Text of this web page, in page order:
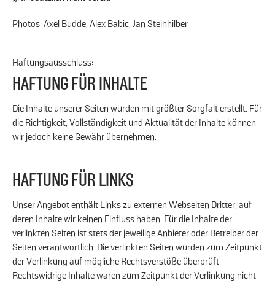
Photos: Axel Budde, Alex Babic, Jan Steinhilber
Haftungsausschluss:
HAFTUNG FÜR INHALTE
Die Inhalte unserer Seiten wurden mit größter Sorgfalt erstellt. Für
die Richtigkeit, Vollständigkeit und Aktualität der Inhalte können
wir jedoch keine Gewähr übernehmen.
HAFTUNG FÜR LINKS
Unser Angebot enthält Links zu externen Webseiten Dritter, auf
deren Inhalte wir keinen Einfluss haben. Für die Inhalte der
verlinkten Seiten ist stets der jeweilige Anbieter oder Betreiber der
Seiten verantwortlich. Die verlinkten Seiten wurden zum Zeitpunkt
der Verlinkung auf mögliche Rechtsverstöße überprüft.
Rechtswidrige Inhalte waren zum Zeitpunkt der Verlinkung nicht